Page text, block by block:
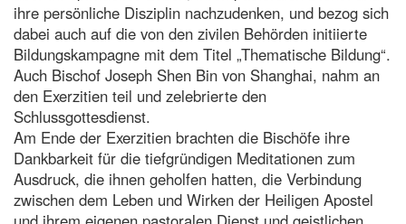
ihre persönliche Disziplin nachzudenken, und bezog sich
dabei auch auf die von den zivilen Behörden initiierte
Bildungskampagne mit dem Titel „Thematische Bildung“.
Auch Bischof Joseph Shen Bin von Shanghai, nahm an
den Exerzitien teil und zelebrierte den
Schlussgottesdienst.
Am Ende der Exerzitien brachten die Bischöfe ihre
Dankbarkeit für die tiefgründigen Meditationen zum
Ausdruck, die ihnen geholfen hatten, die Verbindung
zwischen dem Leben und Wirken der Heiligen Apostel